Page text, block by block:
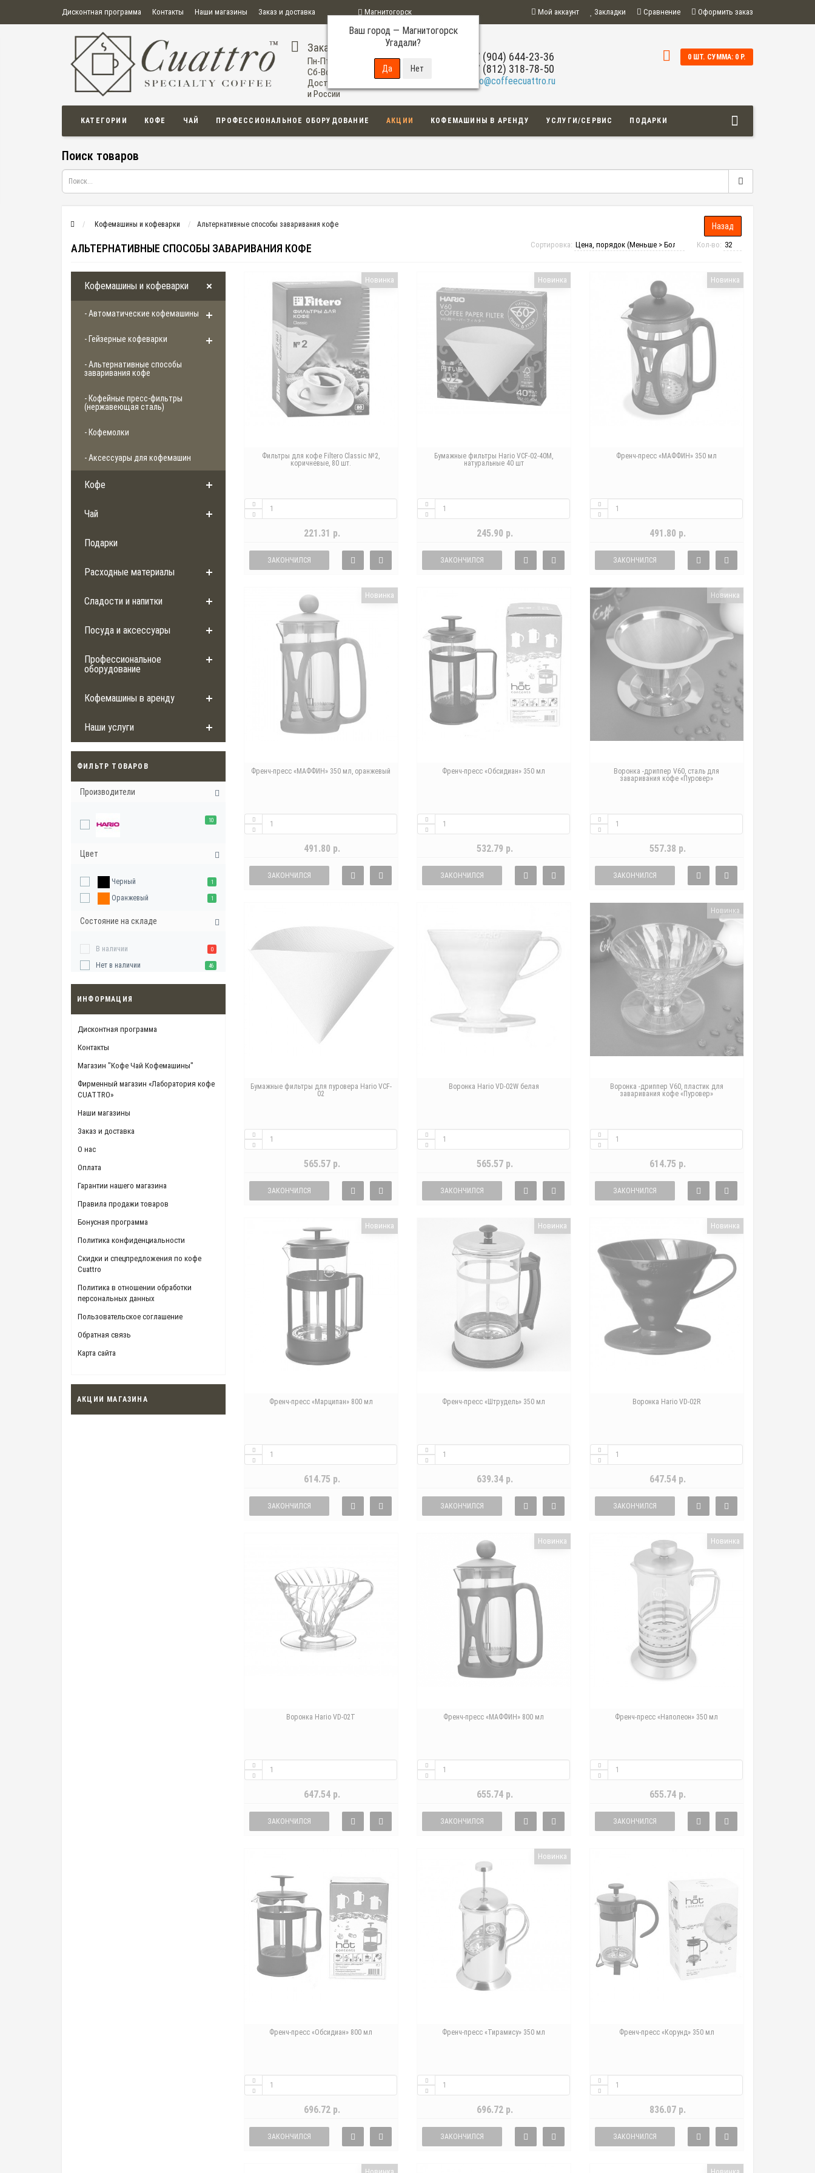
Дисконтная программа Контакты Наши магазины Заказ и доставка
О нас Оплата Правила продажи товаров
Политика конфиденциальности
Политика в отношении обработки персональных данных
Пользовательское соглашение
Магнитогорск
Ваш город — Магнитогорск
Угадали?
Мой аккаунт Закладки Сравнение Оформить заказ
Заказ по телефону
Пн-Пт: 09:00-20:00
Сб-Вс: 11:00-18:00
Доставка по Магнитогорску
и России
+7 (904) 644-23-36
+7 (812) 318-78-50
info@coffeecuattro.ru
0 ШТ. СУММА: 0 Р.
КАТЕГОРИИ КОФЕ ЧАЙ ПРОФЕССИОНАЛЬНОЕ ОБОРУДОВАНИЕ АКЦИИ КОФЕМАШИНЫ В АРЕНДУ УСЛУГИ/СЕРВИС ПОДАРКИ
Поиск товаров
Кофемашины и кофеварки Альтернативные способы заваривания кофе
АЛЬТЕРНАТИВНЫЕ СПОСОБЫ ЗАВАРИВАНИЯ КОФЕ Кол-во:
Сортировка:
Кофемашины и кофеварки
- Автоматические кофемашины
- Гейзерные кофеварки
- Альтернативные способы
заваривания кофе
- Кофейные пресс-фильтры
(нержавеющая сталь)
- Кофемолки
- Аксессуары для кофемашин
Кофе
Чай
Подарки
Расходные материалы
Сладости и напитки
Посуда и аксессуары
Профессиональное
оборудование
Кофемашины в аренду
Наши услуги
ФИЛЬТР ТОВАРОВ
Производители
10
Цвет
Черный 1
Оранжевый 1
Состояние на складе
В наличии 0
Нет в наличии 46
ИНФОРМАЦИЯ
Дисконтная программа
Контакты
Магазин "Кофе Чай Кофемашины"
Фирменный магазин «Лаборатория кофе
CUATTRO»
Наши магазины
Заказ и доставка
О нас
Оплата
Гарантии нашего магазина
Правила продажи товаров
Бонусная программа
Политика конфиденциальности
Скидки и спецпредложения по кофе
Cuattro
Политика в отношении обработки
персональных данных
Пользовательское соглашение
Обратная связь
Карта сайта
АКЦИИ МАГАЗИНА
Новинка
Фильтры для кофе Filtero Classic №2,
коричневые, 80 шт.
221.31 р.
ЗАКОНЧИЛСЯ
Новинка
Бумажные фильтры Hario VCF-02-40M,
натуральные 40 шт
245.90 р.
ЗАКОНЧИЛСЯ
Новинка
Френч-пресс «МАФФИН» 350 мл
491.80 р.
ЗАКОНЧИЛСЯ
Новинка
Френч-пресс «МАФФИН» 350 мл, оранжевый
491.80 р.
ЗАКОНЧИЛСЯ
Френч-пресс «Обсидиан» 350 мл
532.79 р.
ЗАКОНЧИЛСЯ
Новинка
Воронка -дриппер V60, сталь для
заваривания кофе «Пуровер»
557.38 р.
ЗАКОНЧИЛСЯ
Бумажные фильтры для пуровера Hario VCF-
02
565.57 р.
ЗАКОНЧИЛСЯ
Воронка Hario VD-02W белая
565.57 р.
ЗАКОНЧИЛСЯ
Новинка
Воронка -дриппер V60, пластик для
заваривания кофе «Пуровер»
614.75 р.
ЗАКОНЧИЛСЯ
Новинка
Френч-пресс «Марципан» 800 мл
614.75 р.
ЗАКОНЧИЛСЯ
Новинка
Френч-пресс «Штрудель» 350 мл
639.34 р.
ЗАКОНЧИЛСЯ
Новинка
Воронка Hario VD-02R
647.54 р.
ЗАКОНЧИЛСЯ
Воронка Hario VD-02T
647.54 р.
ЗАКОНЧИЛСЯ
Новинка
Френч-пресс «МАФФИН» 800 мл
655.74 р.
ЗАКОНЧИЛСЯ
Новинка
Френч-пресс «Наполеон» 350 мл
655.74 р.
ЗАКОНЧИЛСЯ
Френч-пресс «Обсидиан» 800 мл
696.72 р.
ЗАКОНЧИЛСЯ
Новинка
Френч-пресс «Тирамису» 350 мл
696.72 р.
ЗАКОНЧИЛСЯ
Френч-пресс «Корунд» 350 мл
836.07 р.
ЗАКОНЧИЛСЯ